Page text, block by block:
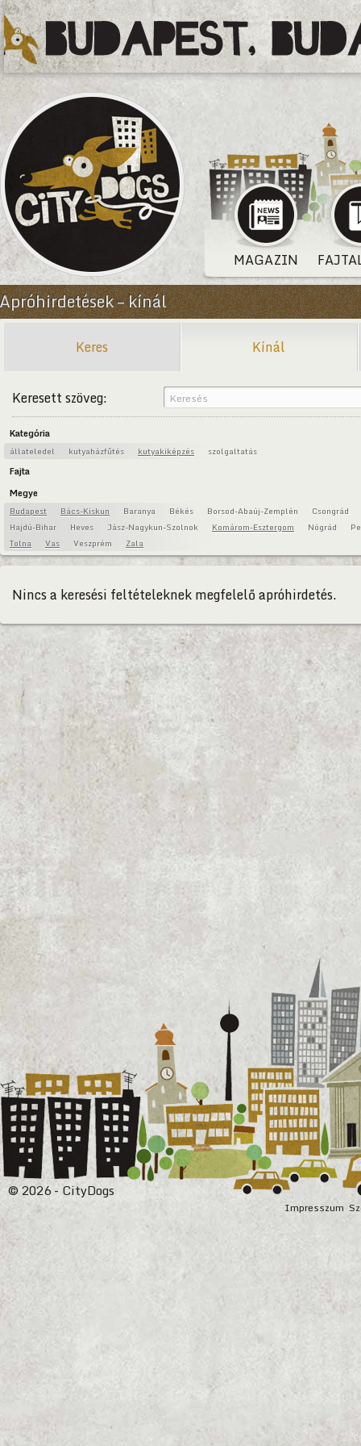
MAGAZIN
Apróhirdetések – kínál
Keres Kínál
Keresett szöveg:
Kategória
állateledel kutyaházfűtés kutyakiképzés szolgaltatás
Fajta
Megye
Budapest Bács-Kiskun Baranya Békés Borsod-Abaúj-Zemplén
Csongrád
Hajdú-Bihar
Heves Jász-Nagykun-Szolnok Komárom-Esztergom Nógrád
Tolna
Vas Veszprém Zala
Nincs a keresési feltételeknek megfelelő apróhirdetés.
Impresszum
© 2026 - CityDogs